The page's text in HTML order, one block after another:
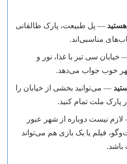
— پل طبیعت، پارک طالقانی
مناسبی‌اند.
خیابان سی تیر با غذا، نور و
خوب جواب می‌دهد.
— می‌توانید بخشی از خیابان را
پارک ملت تمام کنید.
نیست دوباره از شهر عبور
فیلم یا یک بازی هم می‌تواند
باشد.